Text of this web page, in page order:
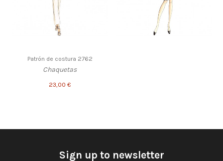
Patrón de costura 2762
Chaquetas
23,00 €
Sign up to newsletter